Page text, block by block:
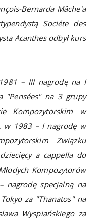
Bernarda Mâche'a
Sociéte des
Acanthes odbył kurs
– III nagrodę na I
"Pensées" na 3 grupy
Kompozytorskim w
w 1983 – I nagrodę w
Związku
a cappella do
Kompozytorów
nagrodę specjalną na
za "Thanatos" na
Wyspiańskiego za